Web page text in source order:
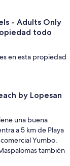
- Adults Only
todo
en esta propiedad
by Lopesan
una buena
a 5 km de Playa
Yumbo.
también